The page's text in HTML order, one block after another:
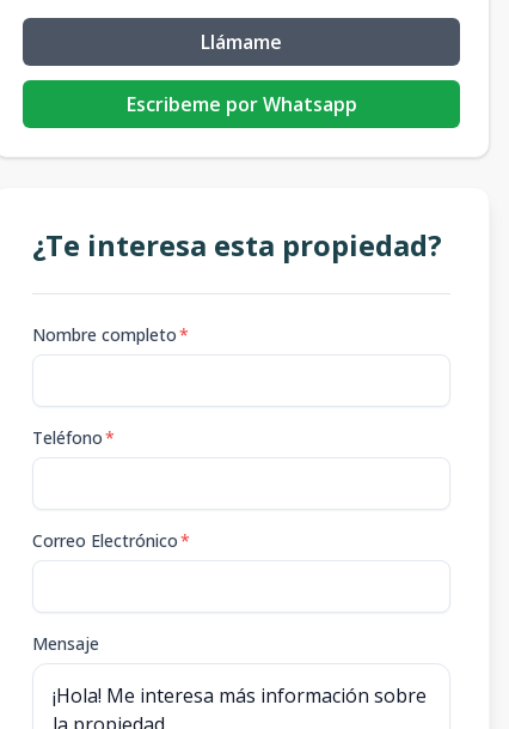
Llámame
Escribeme por Whatsapp
¿Te interesa esta propiedad?
Nombre completo*
Teléfono*
Correo Electrónico*
Mensaje